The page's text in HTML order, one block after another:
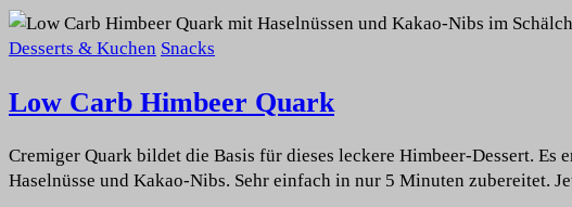
Desserts & Kuchen Snacks
Low Carb Himbeer Quark
Cremiger Quark bildet die Basis für dieses leckere Himbeer-Dessert.
Haselnüsse und Kakao-Nibs. Sehr einfach in nur 5 Minuten zubereitet.